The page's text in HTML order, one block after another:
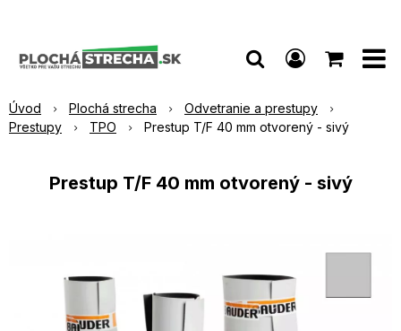
Úvod Plochá strecha
Odvetranie a prestupy
Prestupy
TPO Prestup T/F 40 mm otvorený - sivý
Prestup T/F 40 mm otvorený - sivý